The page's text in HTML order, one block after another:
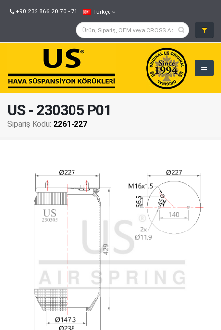
+90 232 866 20 70 - 71 Türkçe
US - 230305 P01
Sipariş Kodu: 2261-227